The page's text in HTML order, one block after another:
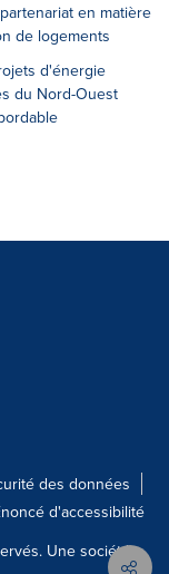
en matière
de logements
d'énergie
du Nord-Ouest
des données
d'accessibilité
Une société